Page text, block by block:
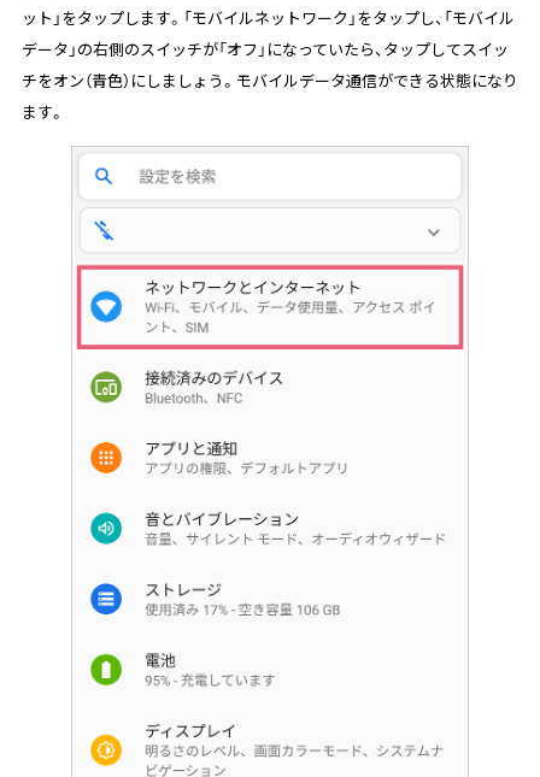
ット」をタップします。「モバイルネットワーク」をタップし、「モバイル
データ」の右側のスイッチが「オフ」になっていたら、タップしてスイッ
チをオン（青色）にしましょう。モバイルデータ通信ができる状態になり
ます。